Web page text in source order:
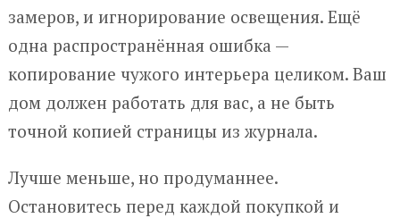
замеров, и игнорирование освещения. Ещё
одна распространённая ошибка —
копирование чужого интерьера целиком. Ваш
дом должен работать для вас, а не быть
точной копией страницы из журнала.
Лучше меньше, но продуманнее.
Остановитесь перед каждой покупкой и